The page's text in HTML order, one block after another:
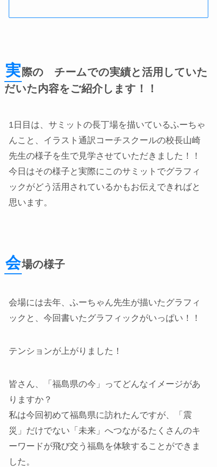
実 際の チームでの実績と活用していた
だいた内容をご紹介します！！
1日目は、サミットの長丁場を描いているふーちゃ
んこと、イラスト通訳コーチスクールの校長山崎
先生の様子を生で見学させていただきました！！
今日はその様子と実際にこのサミットでグラフィ
ックがどう活用されているかもお伝えできればと
思います。
会場の様子
会場には去年、ふーちゃん先生が描いたグラフィ
ックと、今回書いたグラフィックがいっぱい！！
テンションが上がりました！
皆さん、「福島県の今」ってどんなイメージがあ
りますか？
私は今回初めて福島県に訪れたんですが、「震
災」だけでない「未来」へつながるたくさんのキ
ーワードが飛び交う福島を体験することができま
した。